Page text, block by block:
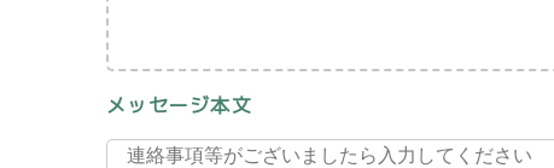
メッセージ本文